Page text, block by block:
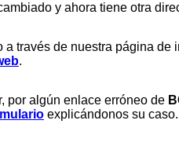
y ahora tiene otra
través de nuestra página de
.
por algún enlace erróneo de
explicándonos su caso.